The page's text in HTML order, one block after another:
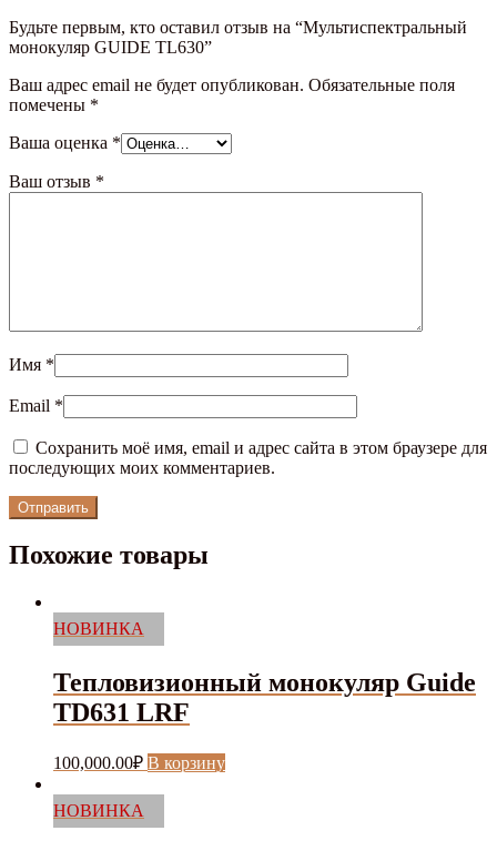
Будьте первым, кто оставил отзыв на “Мультиспектральный
монокуляр GUIDE TL630”
Ваш адрес email не будет опубликован. Обязательные поля
помечены *
Ваша оценка *
Ваш отзыв *
Имя *
Email *
Сохранить моё имя, email и адрес сайта в этом браузере для
последующих моих комментариев.
Похожие товары
НОВИНКА
Тепловизионный монокуляр Guide
TD631 LRF
100,000.00₽ В корзину
НОВИНКА